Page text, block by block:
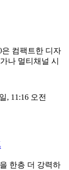
컴팩트한 디자
나 멀티채널 시
, 11:16 오전
한층 더 강력하